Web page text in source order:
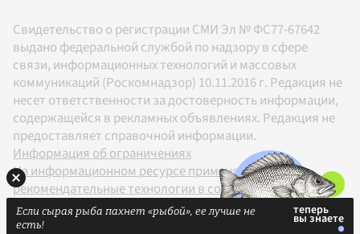
Свидетельство о регистрации СМИ Эл № ФС77-67642
выдано федеральной службой по надзору в сфере
связи, информационных технологий и массовых
коммуникаций (Роскомнадзор) 10.11.2016 г. Редакция не
несет ответственности за достоверность информации,
содержащейся в рекламных объявлениях. Редакция не
предоставляет справочной информации.
Информация об ограничениях
На информационном ресурсе применяются
рекомендательные технологии в соответствии с
Правилами
Если сырая рыба пахнет «рыбой», ее лучше не
есть!